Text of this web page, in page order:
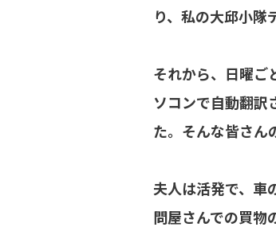
り、私の大邱小隊
それから、日曜ご
ソコンで自動翻訳
た。そんな皆さん
夫人は活発で、車
問屋さんでの買物